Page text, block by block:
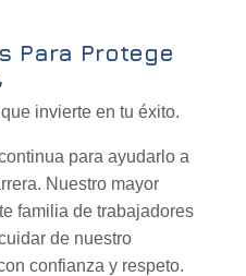
Para Protege
invierte en tu éxito.
para ayudarlo a
Nuestro mayor
familia de trabajadores
de nuestro
confianza y respeto.